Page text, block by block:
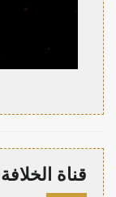
قناة الخلافة